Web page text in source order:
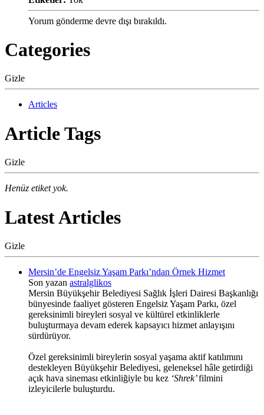
Yorum gönderme devre dışı bırakıldı.
Categories
Gizle
Articles
Article Tags
Gizle
Henüz etiket yok.
Latest Articles
Gizle
Mersin’de Engelsiz Yaşam Parkı’ndan Örnek Hizmet
Son yazan astralglikos
Mersin Büyükşehir Belediyesi Sağlık İşleri Dairesi Başkanlığı
bünyesinde faaliyet gösteren Engelsiz Yaşam Parkı, özel
gereksinimli bireyleri sosyal ve kültürel etkinliklerle
buluşturmaya devam ederek kapsayıcı hizmet anlayışını
sürdürüyor.
Özel gereksinimli bireylerin sosyal yaşama aktif katılımını
destekleyen Büyükşehir Belediyesi, geleneksel hâle getirdiği
açık hava sineması etkinliğiyle bu kez ‘Shrek’filmini
izleyicilerle buluşturdu.